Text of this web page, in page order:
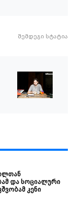
შემდეგი სტატია
და სოციალური
კენი